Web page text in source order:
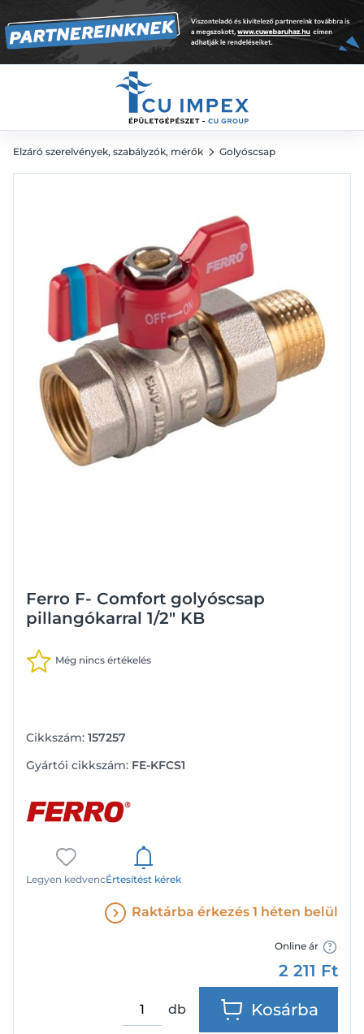
Elzáró szerelvények, szabályzók, mérők Golyóscsap
Ferro F- Comfort golyóscsap
pillangókarral 1/2" KB
Még nincs értékelés
Cikkszám: 157257
Gyártói cikkszám: FE-KFCS1
Legyen kedvencÉrtesítést kérek
Raktárba érkezés 1 héten belül
Online ár
2 211 Ft
db Kosárba
2 211 Ft